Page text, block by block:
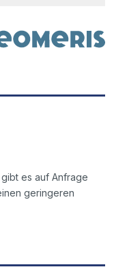
es auf Anfrage
geringeren